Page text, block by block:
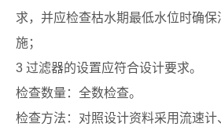
求，并应检查枯水期最低水位时确
施；
3 过滤器的设置应符合设计要求。
检查数量：全数检查。
检查方法：对照设计资料采用流速